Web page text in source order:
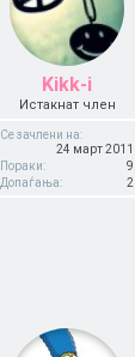
Kikk-i
Истакнат член
Се зачлени на:
24 март 2011
Пораки:
9
Допаѓања:
2